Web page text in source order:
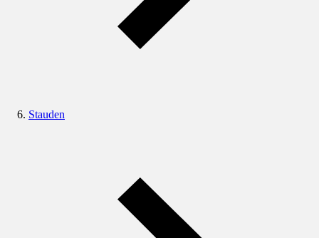
Stauden